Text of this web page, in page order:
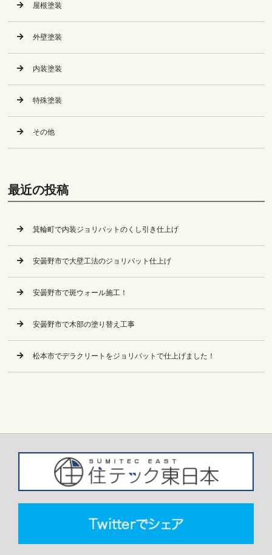
屋根塗装
外壁塗装
内装塗装
特殊塗装
その他
最近の投稿
箕輪町で内装ジョリパットのくし引き仕上げ
安曇野市で大壁工法のジョリパット仕上げ
安曇野市で斑ウォール施工！
安曇野市で木部の塗り替え工事
松本市でデラクリートをジョリパットで仕上げました！